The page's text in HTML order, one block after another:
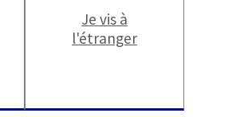
Je vis à
l'étranger